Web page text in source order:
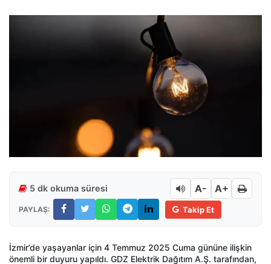
5 dk okuma süresi A- A+
PAYLAŞ: Takip Et
İzmir’de yaşayanlar için 4 Temmuz 2025 Cuma gününe ilişkin
önemli bir duyuru yapıldı. GDZ Elektrik Dağıtım A.Ş. tarafından,